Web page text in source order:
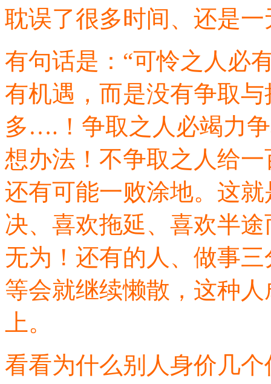
耽误了很多时间、还是
有句话是：“可怜之人必
有机遇，而是没有争取
多….！争取之人必竭力
想办法！不争取之人给
还有可能一败涂地。这
决、喜欢拖延、喜欢半
无为！还有的人、做事
等会就继续懒散，这种
上。
看看为什么别人身价几